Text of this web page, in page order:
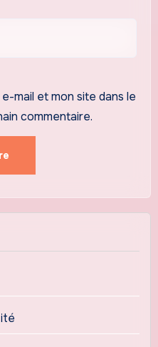
mail et mon site dans le
commentaire.